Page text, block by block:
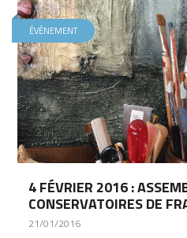
ÉVÈNEMENT
4 FÉVRIER 2016 :
CONSERVATOIRES DE
21/01/2016